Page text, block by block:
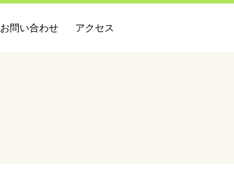
お問い合わせ アクセス